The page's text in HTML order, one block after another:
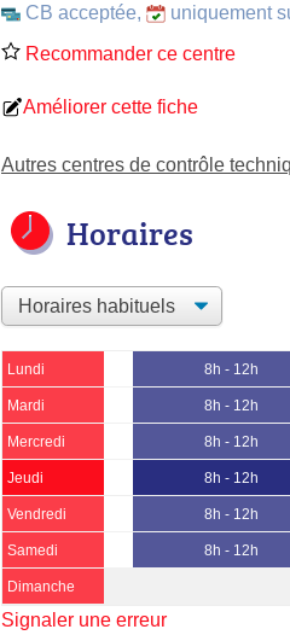
CB acceptée, uniquement
Recommander ce centre
Améliorer cette fiche
Autres centres de contrôle
Horaires
Lundi 8h - 12h
Mardi 8h - 12h
Mercredi 8h - 12h
Jeudi 8h - 12h
Vendredi 8h - 12h
Samedi 8h - 12h
Dimanche
Signaler une erreur